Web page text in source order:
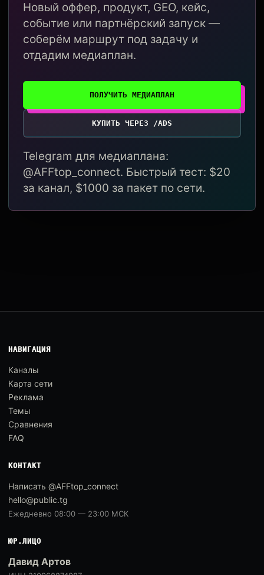
Новый оффер, продукт, GEO, кейс,
событие или партнёрский запуск —
соберём маршрут под задачу и
отдадим медиаплан.
ПОЛУЧИТЬ МЕДИАПЛАН
КУПИТЬ ЧЕРЕЗ /ADS
Telegram для медиаплана:
@AFFtop_connect. Быстрый тест: $20
за канал, $1000 за пакет по сети.
НАВИГАЦИЯ
Каналы
Карта сети
Реклама
Темы
Сравнения
FAQ
КОНТАКТ
Написать @AFFtop_connect
hello@public.tg
Ежедневно 08:00 — 23:00 МСК
ЮР.ЛИЦО
Давид Артов